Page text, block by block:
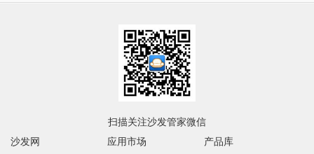
扫描关注沙发管家微信
沙发网
应用市场 产品库